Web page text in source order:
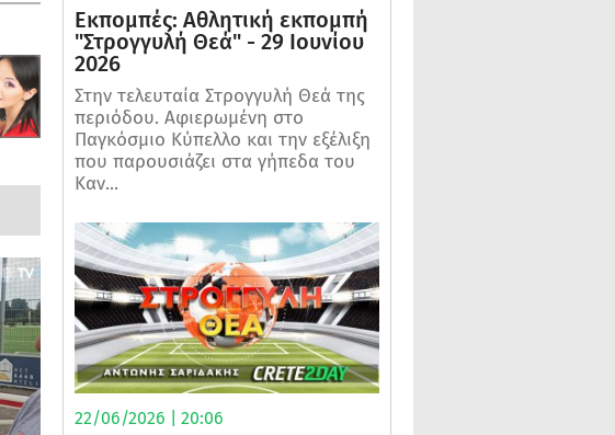
Εκπομπές: Αθλητική εκπομπή
"Στρογγυλή Θεά" - 29 Ιουνίου
2026
Στην τελευταία Στρογγυλή Θεά της
περιόδου. Αφιερωμένη στο
Παγκόσμιο Κύπελλο και την εξέλιξη
που παρουσιάζει στα γήπεδα του
Καν...
22/06/2026 | 20:06